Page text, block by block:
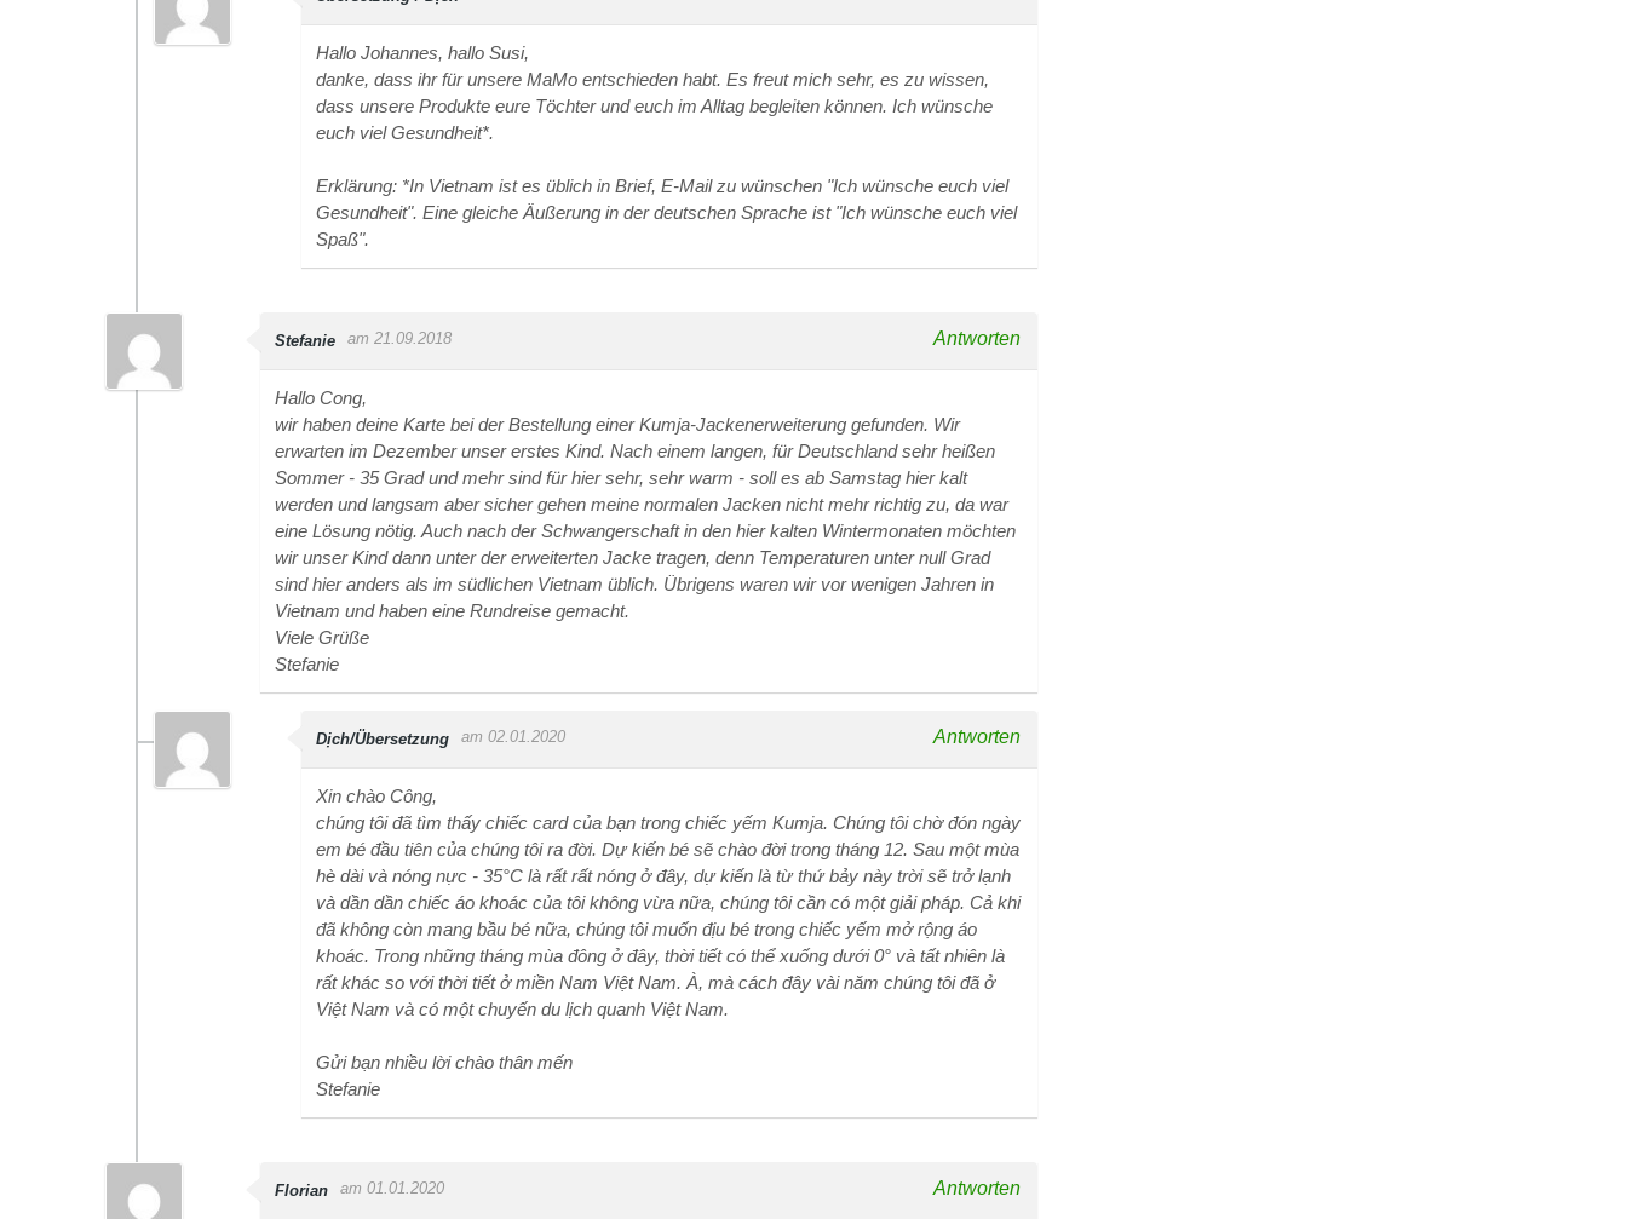
Hallo Johannes, hallo Susi,
danke, dass ihr für unsere MaMo entschieden habt. Es freut mich sehr, es zu wissen,
dass unsere Produkte eure Töchter und euch im Alltag begleiten können. Ich wünsche
euch viel Gesundheit*.
Erklärung: *In Vietnam ist es üblich in Brief, E-Mail zu wünschen "Ich wünsche euch viel
Gesundheit". Eine gleiche Äußerung in der deutschen Sprache ist "Ich wünsche euch viel
Spaß".
Stefanie am 21.09.2018 Antworten
Hallo Cong,
wir haben deine Karte bei der Bestellung einer Kumja-Jackenerweiterung gefunden. Wir
erwarten im Dezember unser erstes Kind. Nach einem langen, für Deutschland sehr heißen
Sommer - 35 Grad und mehr sind für hier sehr, sehr warm - soll es ab Samstag hier kalt
werden und langsam aber sicher gehen meine normalen Jacken nicht mehr richtig zu, da war
eine Lösung nötig. Auch nach der Schwangerschaft in den hier kalten Wintermonaten möchten
wir unser Kind dann unter der erweiterten Jacke tragen, denn Temperaturen unter null Grad
sind hier anders als im südlichen Vietnam üblich. Übrigens waren wir vor wenigen Jahren in
Vietnam und haben eine Rundreise gemacht.
Viele Grüße
Stefanie
Dịch/Übersetzung am 02.01.2020 Antworten
Xin chào Công,
chúng tôi đã tìm thấy chiếc card của bạn trong chiếc yếm Kumja. Chúng tôi chờ đón ngày
em bé đầu tiên của chúng tôi ra đời. Dự kiến bé sẽ chào đời trong tháng 12. Sau một mùa
hè dài và nóng nực - 35°C là rất rất nóng ở đây, dự kiến là từ thứ bảy này trời sẽ trở lạnh
và dần dần chiếc áo khoác của tôi không vừa nữa, chúng tôi cần có một giải pháp. Cả khi
đã không còn mang bầu bé nữa, chúng tôi muốn địu bé trong chiếc yếm mở rộng áo
khoác. Trong những tháng mùa đông ở đây, thời tiết có thể xuống dưới 0° và tất nhiên là
rất khác so với thời tiết ở miền Nam Việt Nam. À, mà cách đây vài năm chúng tôi đã ở
Việt Nam và có một chuyến du lịch quanh Việt Nam.
Gửi bạn nhiều lời chào thân mến
Stefanie
Florian am 01.01.2020 Antworten